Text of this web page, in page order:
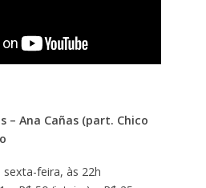
– Ana Cañas (part. Chico
feira, às 22h